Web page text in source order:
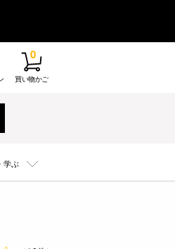
買い物かご
0
学ぶ